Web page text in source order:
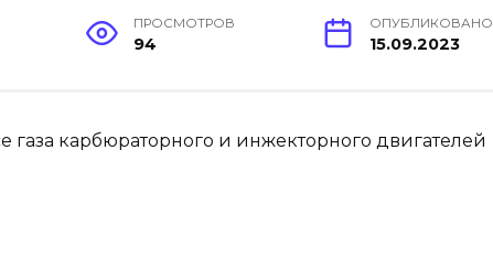
ПРОСМОТРОВ
94
ОПУБЛИКОВАНО
15.09.2023